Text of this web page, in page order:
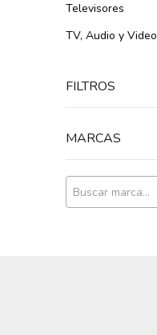
Televisores
TV, Audio y Video
FILTROS
MARCAS
Buscar marca...